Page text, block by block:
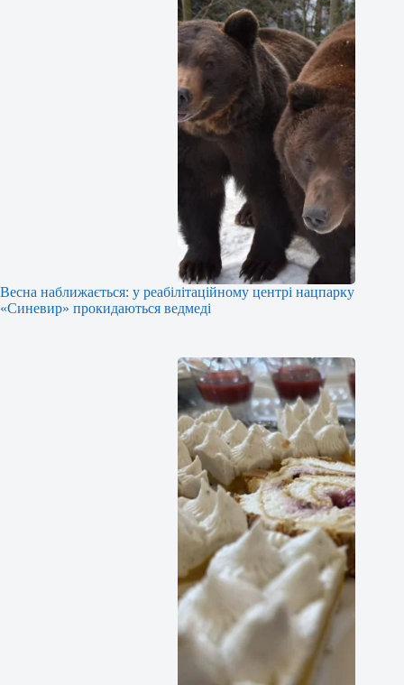
Весна наближається: у реабілітаційному центрі нацпарку
«Синевир» прокидаються ведмеді